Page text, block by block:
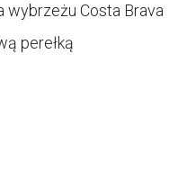
Costa Brava
perełką